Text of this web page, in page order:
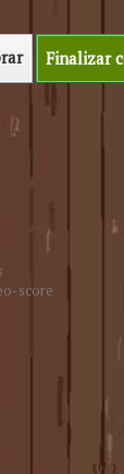
Finalizar
score